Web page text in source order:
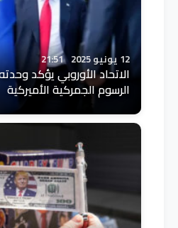
12 يونيو 2025 21:51
الاتحاد الأوروبي يؤكد
الرسوم الجمركية الأميركية